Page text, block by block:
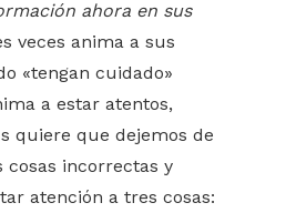
ahora en sus
veces anima a sus
«tengan cuidado»
a estar atentos,
quiere que dejemos de
cosas incorrectas y
atención a tres cosas: